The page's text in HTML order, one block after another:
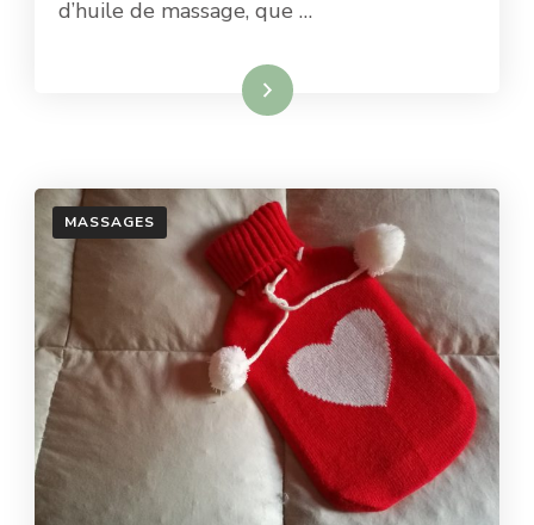
d’huile de massage, que …
Lire la suite
MASSAGES